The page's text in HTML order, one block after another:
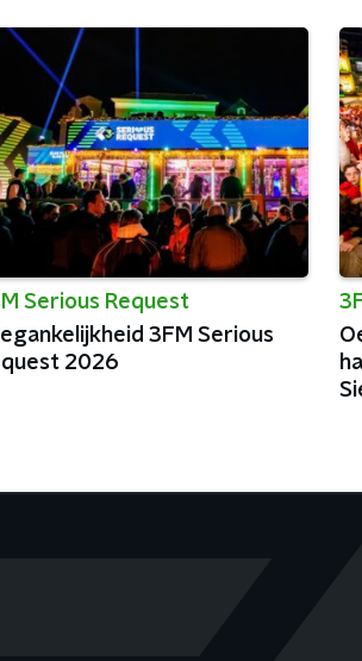
Serious Request
3FM Serious
2026